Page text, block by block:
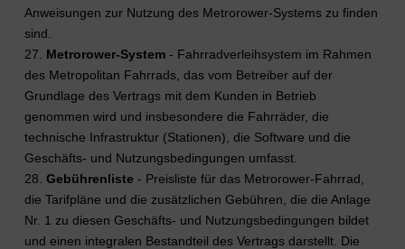
Anweisungen zur Nutzung des Metrorower-Systems zu finden
sind.
27. Metrorower-System- Fahrradverleihsystem im Rahmen
des Metropolitan Fahrrads, das vom Betreiber auf der
Grundlage des Vertrags mit dem Kunden in Betrieb
genommen wird und insbesondere die Fahrräder, die
technische Infrastruktur (Stationen), die Software und die
Geschäfts- und Nutzungsbedingungen umfasst.
28. Gebührenliste - Preisliste für das Metrorower-Fahrrad,
die Tarifpläne und die zusätzlichen Gebühren, die die Anlage
Nr. 1 zu diesen Geschäfts- und Nutzungsbedingungen bildet
und einen integralen Bestandteil des Vertrags darstellt. Die